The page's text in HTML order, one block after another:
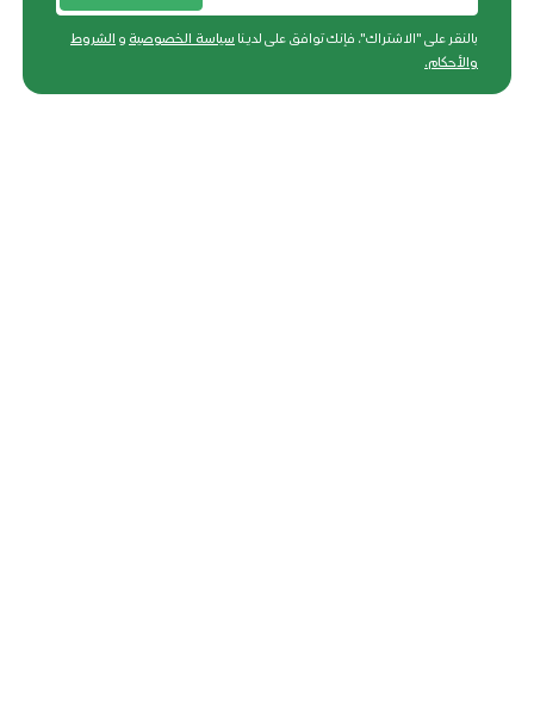
بالنقر على "الاشتراك"، فإنك توافق على لدينا سياسة الخصوصية و الشروط
والأحكام.